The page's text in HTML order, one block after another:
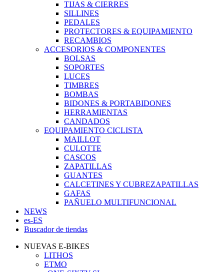
TIJAS & CIERRES
SILLINES
PEDALES
PROTECTORES & EQUIPAMIENTO
RECAMBIOS
ACCESORIOS & COMPONENTES
BOLSAS
SOPORTES
LUCES
TIMBRES
BOMBAS
BIDONES & PORTABIDONES
HERRAMIENTAS
CANDADOS
EQUIPAMIENTO CICLISTA
MAILLOT
CULOTTE
CASCOS
ZAPATILLAS
GUANTES
CALCETINES Y CUBREZAPATILLAS
GAFAS
PAÑUELO MULTIFUNCIONAL
NEWS
es-ES
Buscador de tiendas
NUEVAS E-BIKES
LITHOS
ETMO